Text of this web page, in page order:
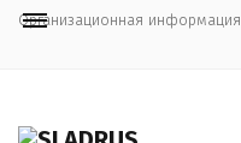
Организационная информация